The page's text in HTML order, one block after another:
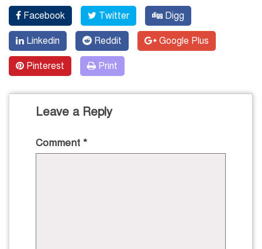
Facebook Twitter Digg
Linkedin Reddit Google Plus
Pinterest Print
Leave a Reply
Comment *